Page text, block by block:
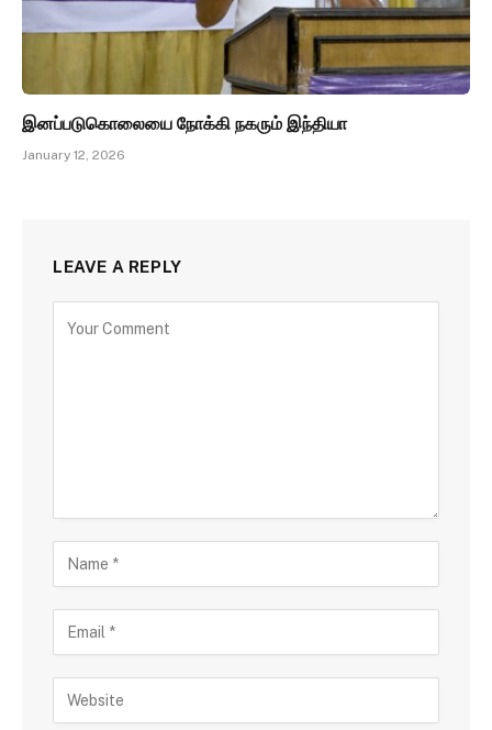
இனப்படுகொலையை நோக்கி நகரும் இந்தியா
January 12, 2026
LEAVE A REPLY